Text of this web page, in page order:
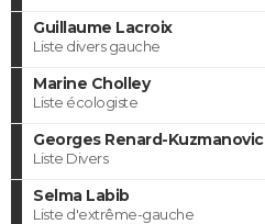
Guillaume Lacroix
Liste divers gauche
Marine Cholley
Liste écologiste
Georges Renard-Kuzmanovic
Liste Divers
Selma Labib
Liste d'extrême-gauche